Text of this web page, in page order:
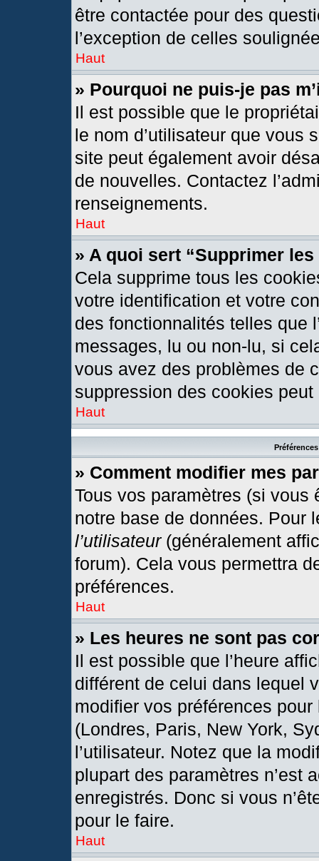
être contactée pour des
l’exception de celles
Haut
» Pourquoi ne puis-je pas
Il est possible que le
le nom d’utilisateur que vous
site peut également avoir
de nouvelles. Contactez
renseignements.
Haut
» A quoi sert “Supprimer
Cela supprime tous les
votre identification et votre
des fonctionnalités telles que
messages, lu ou non-lu, si
vous avez des problèmes de
suppression des cookies peut
Haut
» Comment modifier mes
Tous vos paramètres (si
notre base de données. Pour
l’utilisateur(généralement
forum). Cela vous permettra
préférences.
Haut
» Les heures ne sont pas
Il est possible que l’heure
différent de celui dans lequel
modifier vos préférences
(Londres, Paris, New York,
l’utilisateur. Notez que la
plupart des paramètres n’est
enregistrés. Donc si vous
pour le faire.
Haut